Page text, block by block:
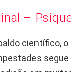
–
científico,